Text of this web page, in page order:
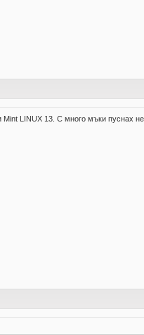
LINUX 13. С много мъки пуснах